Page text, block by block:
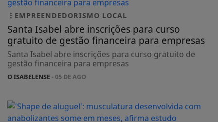
EMPREENDEDORISMO LOCAL
Santa Isabel abre inscrições para curso
gratuito de gestão financeira para empresas
Santa Isabel abre inscrições para curso gratuito de
gestão financeira para empresas
O ISABELENSE- 05 DE AGO